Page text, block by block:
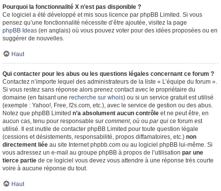
Pourquoi la fonctionnalité X n’est pas disponible ?
Ce logiciel a été développé et mis sous licence par phpBB Limited. Si vous
pensez qu’une fonctionnalité nécessite d’être ajoutée, visitez la page
phpBB Ideas (en anglais) où vous pouvez voter pour des idées proposées ou en
suggérer de nouvelles.
Haut
Qui contacter pour les abus ou les questions légales concernant ce forum ?
Contactez n’importe lequel des administrateurs de la liste « L’équipe du forum ».
Si vous restez sans réponse alors prenez contact avec le propriétaire du
domaine (en faisant une recherche sur whois) ou si un service gratuit est utilisé
(exemple : Yahoo!, Free, f2s.com, etc.), avec le service de gestion ou des abus.
Notez que phpBB Limited n’a absolument aucun contrôle et ne peut être, en
aucun cas, tenu pour responsable sur comment, où ou par qui ce forum est
utilisé. Il est inutile de contacter phpBB Limited pour toute question légale
(cessions et désistements, responsabilité, propos diffamatoires, etc.) non
directement liée au site Internet phpbb.com ou au logiciel phpBB lui-même. Si
vous adressez un e-mail au groupe phpBB à propos de l’utilisation par une
tierce partie de ce logiciel vous devez vous attendre à une réponse très courte
voire à aucune réponse du tout.
Haut